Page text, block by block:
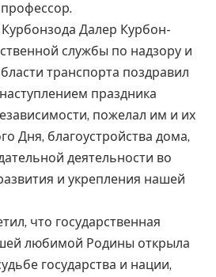
Далер Курбон-
службы по надзору и
транспорта поздравил
праздника
пожелал им и их
Дня, благоустройства дома,
деятельности во
и укрепления нашей
что государственная
любимой Родины открыла
государства и нации,